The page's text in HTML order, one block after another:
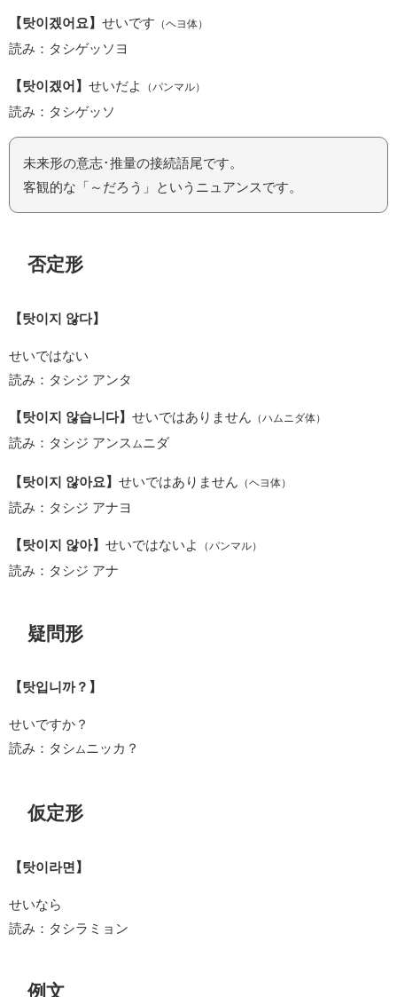
【탓이겠어요】 せいです （ヘヨ体）
読み：タシゲッソヨ
【탓이겠어】 せいだよ （パンマル）
読み：タシゲッソ
未来形の意志･推量の接続語尾です。
客観的な「～だろう」というニュアンスです。
否定形
【탓이지 않다】
せいではない
読み：タシジ アンタ
【탓이지 않습니다】 せいではありません （ハムニダ体）
読み：タシジ アンス ム ニダ
【탓이지 않아요】 せいではありません （ヘヨ体）
読み：タシジ アナヨ
【탓이지 않아】 せいではないよ （パンマル）
読み：タシジ アナ
疑問形
【탓입니까？】
せいですか？
読み：タシ ムニッカ？
仮定形
【탓이라면】
せいなら
読み：タシラミョン
例文